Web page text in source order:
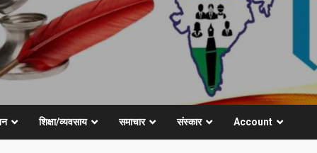
शिक्षा/व्यवसाय समाचार संस्कार Account